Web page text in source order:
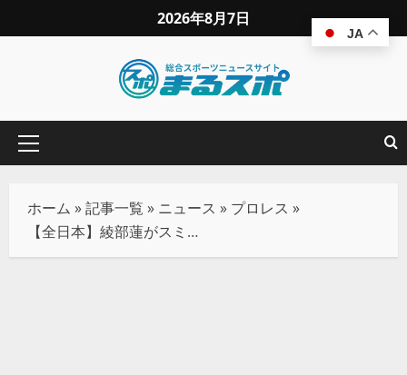
2026年8月7日
ホーム »記事一覧 » ニュース » プロレス »
【全日本】綾部蓮がスミスを倒し初の王道Tベスト４！「もう優勝しかねえんだよ」
JA